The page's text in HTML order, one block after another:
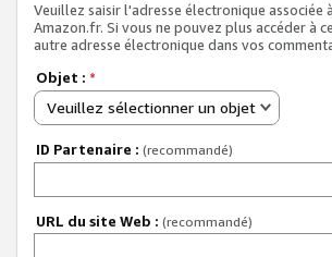
Veuillez saisir l'adresse électronique associée
Amazon.fr. Si vous ne pouvez plus accéder à
autre adresse électronique dans vos
Objet : *
Veuillez sélectionner un objet
ID Partenaire : (recommandé)
URL du site Web : (recommandé)